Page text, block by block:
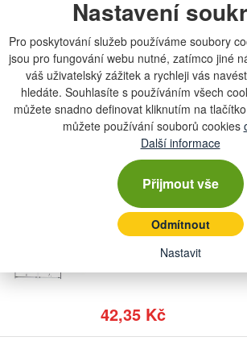
Nastavení
Pro poskytování služeb používáme soubory
jsou pro fungování webu nutné, zatímco jiné
váš uživatelský zážitek a rychleji vás
hledáte. Souhlasíte s používáním všech
můžete snadno definovat kliknutím na tlačítko
můžete používání souborů cookies
Další informace
Přijmout vše
Odmítnout
Nastavit
skladem
54 Kč
Počet
kusů
Článkový řetěz 4x19 DIN
skladem
více než 5 m
49,61 Kč
Počet
kusů
Článkový řetěz 3x16 DIN
42,35 Kč
Počet
kusů